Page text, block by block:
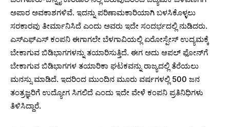
ಅಪಾರ ಅವಕಾಶಗಳಿವೆ. ಇದನ್ನು ಪರಿಣಾಮಕಾರಿಯಾಗಿ ಬಳಸಿಕೊಳ್ಳಲು
ಸರಕಾರವು ತೀರ್ಮಾನಿಸಿದೆ ಎಂದು ಅವರು ಇದೇ ಸಂದರ್ಭದಲ್ಲಿ ನುಡಿದರು.
ಎಸ್‌ಎಫ್‌ಎಸ್ ಕಂಪನಿ ಈಗಾಗಲೇ ಬೆಳಗಾವಿಯಲ್ಲಿ ಏರೋಸ್ಪೇಸ್ ಉದ್ಯಮಕ್ಕೆ
ಬೇಕಾಗುವ ಬಿಡಿಭಾಗಗಳನ್ನು ತಯಾರಿಸುತ್ತಿದೆ. ಈಗ ಅದು ಆಪಲ್ ಫೋನ್‌ಗೆ
ಬೇಕಾಗುವ ಬಿಡಿಭಾಗಗಳ ತಯಾರಿಕಾ ಘಟಕವನ್ನು ರಾಜ್ಯದಲ್ಲಿ ತೆರೆಯಲು
ಮನಸ್ಸು ಮಾಡಿದೆ. ಇದರಿಂದ ಮುಂದಿನ ಮೂರು ವರ್ಷಗಳಲ್ಲಿ 500 ಜನ
ತಂತ್ರಜ್ಞರಿಗೆ ಉದ್ಯೋಗ ಸಿಗಲಿದೆ ಎಂದು ಇದೇ ವೇಳೆ ಕಂಪನಿ ಪ್ರತಿನಿಧಿಗಳು
ತಿಳಿಸಿದ್ದಾರೆ.